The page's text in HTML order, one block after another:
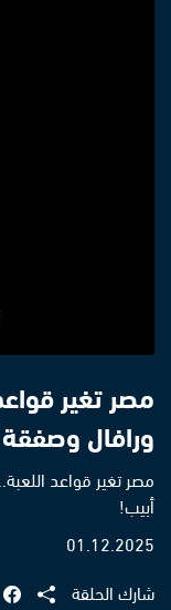
مصر تغير
ورافال
مصر تغير قواعد
أبيب!
01.12.2025
شارك الحلقة